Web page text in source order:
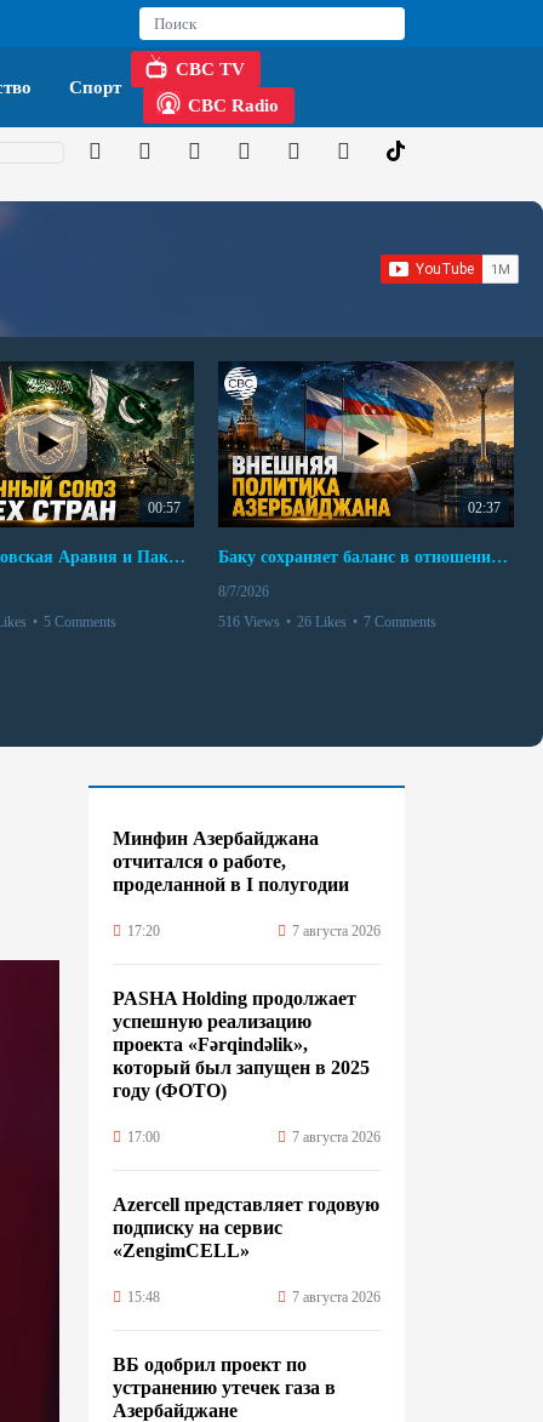
Спорт
CBC TV
CBC Radio
00:57
Турция, Саудовская Аравия и Пакистан подписали соглашение о совместной обороне
• 5 Comments
02:37
Баку сохраняет баланс в отношениях с Москвой и Киевом
8/7/2026
516 Views • 26 Likes • 7 Comments
Минфин Азербайджана
отчитался о работе,
проделанной в I полугодии
17:20 7 августа 2026
PASHA Holding продолжает
успешную реализацию
проекта «Fərqindəlik»,
который был запущен в 2025
году (ФОТО)
17:00 7 августа 2026
Azercell представляет годовую
подписку на сервис
«ZengimCELL»
15:48 7 августа 2026
ВБ одобрил проект по
устранению утечек газа в
Азербайджане